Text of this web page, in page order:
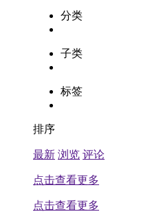
分类
子类
标签
排序
最新 浏览 评论
点击查看更多
点击查看更多